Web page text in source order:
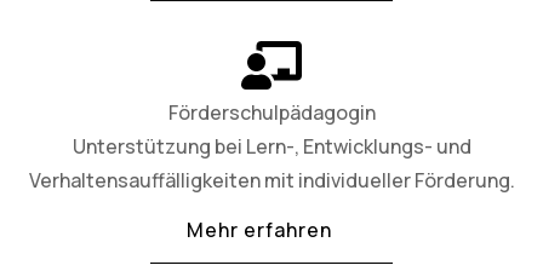
Förderschulpädagogin
Unterstützung bei Lern-, Entwicklungs- und
Verhaltensauffälligkeiten mit individueller Förderung.
Mehr erfahren